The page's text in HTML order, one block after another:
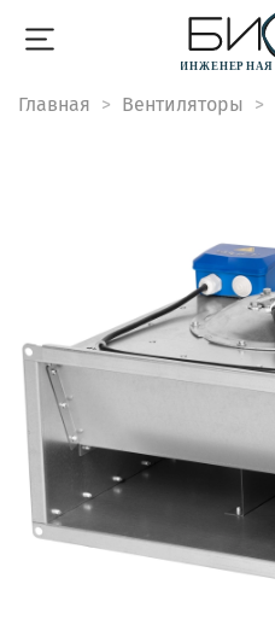
Главная Вентиляторы